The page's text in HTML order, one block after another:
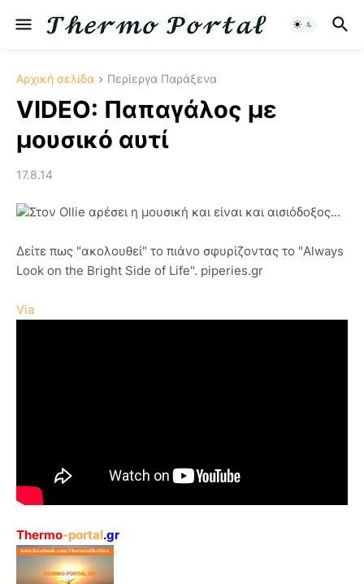
Αρχική σελίδα Περίεργα Παράξενα
VIDEO: Παπαγάλος με
μουσικό αυτί
17.8.14
Στον Ollie αρέσει η μουσική και είναι και αισιόδοξος...
Δείτε πως "ακολουθεί" το πιάνο σφυρίζοντας το "Always
Look on the Bright Side of Life". piperies.gr
Via
Thermo-portal.gr